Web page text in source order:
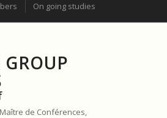
On going studies
Maître de Conférences,